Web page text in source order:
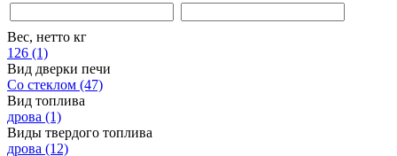
Вес, нетто кг
126 (1)
Вид дверки печи
Со стеклом (47)
Вид топлива
дрова (1)
Виды твердого топлива
дрова (12)